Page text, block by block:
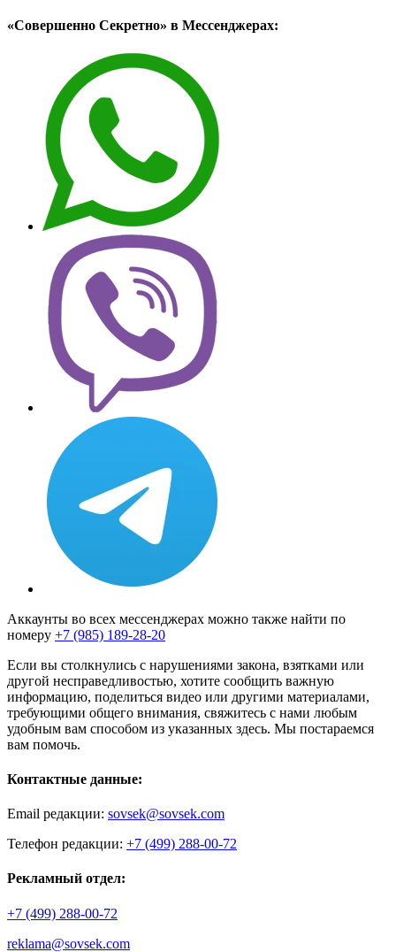
«Совершенно Секретно» в Мессенджерах:
Аккаунты во всех мессенджерах можно также найти по
номеру +7 (985) 189-28-20
Если вы столкнулись с нарушениями закона, взятками или
другой несправедливостью, хотите сообщить важную
информацию, поделиться видео или другими материалами,
требующими общего внимания, свяжитесь с нами любым
удобным вам способом из указанных здесь. Мы постараемся
вам помочь.
Контактные данные:
Email редакции: sovsek@sovsek.com
Телефон редакции: +7 (499) 288-00-72
Рекламный отдел:
+7 (499) 288-00-72
reklama@sovsek.com